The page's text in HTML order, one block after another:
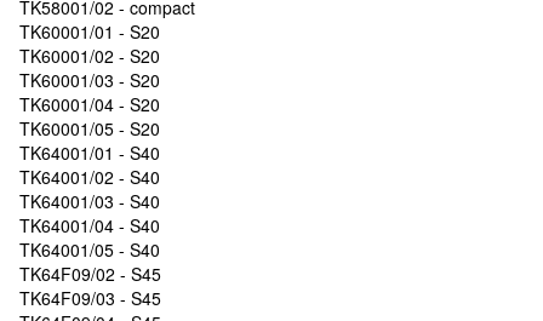
TK58001/02 - compact
TK60001/01 - S20
TK60001/02 - S20
TK60001/03 - S20
TK60001/04 - S20
TK60001/05 - S20
TK64001/01 - S40
TK64001/02 - S40
TK64001/03 - S40
TK64001/04 - S40
TK64001/05 - S40
TK64F09/02 - S45
TK64F09/03 - S45